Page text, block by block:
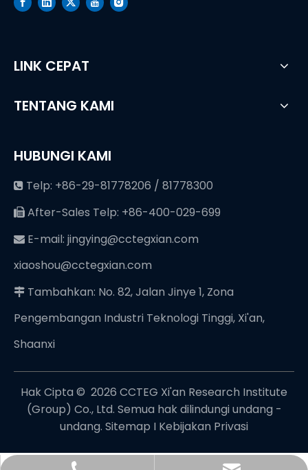
LINK CEPAT
TENTANG KAMI
HUBUNGI KAMI
 Telp: +86-29-81778206 / 81778300
 After-Sales Telp: +86-400-029-699
 E-mail: jingying@cctegxian.com
xiaoshou@cctegxian.com
 Tambahkan: No. 82, Jalan Jinye 1, Zona
Pengembangan Industri Teknologi Tinggi, Xi'an,
Shaanxi
Hak Cipta © ️ 2026 CCTEG Xi'an Research Institute
(Group) Co., Ltd. Semua hak dilindungi undang -
undang. Sitemap I Kebijakan Privasi